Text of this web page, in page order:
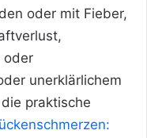
oder mit Fieber,
oder
unerklärlichem
praktische